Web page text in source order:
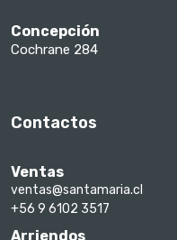
Concepción
Cochrane 284
Contactos
Ventas
ventas@santamaria.cl
+56 9 6102 3517
Arriendos